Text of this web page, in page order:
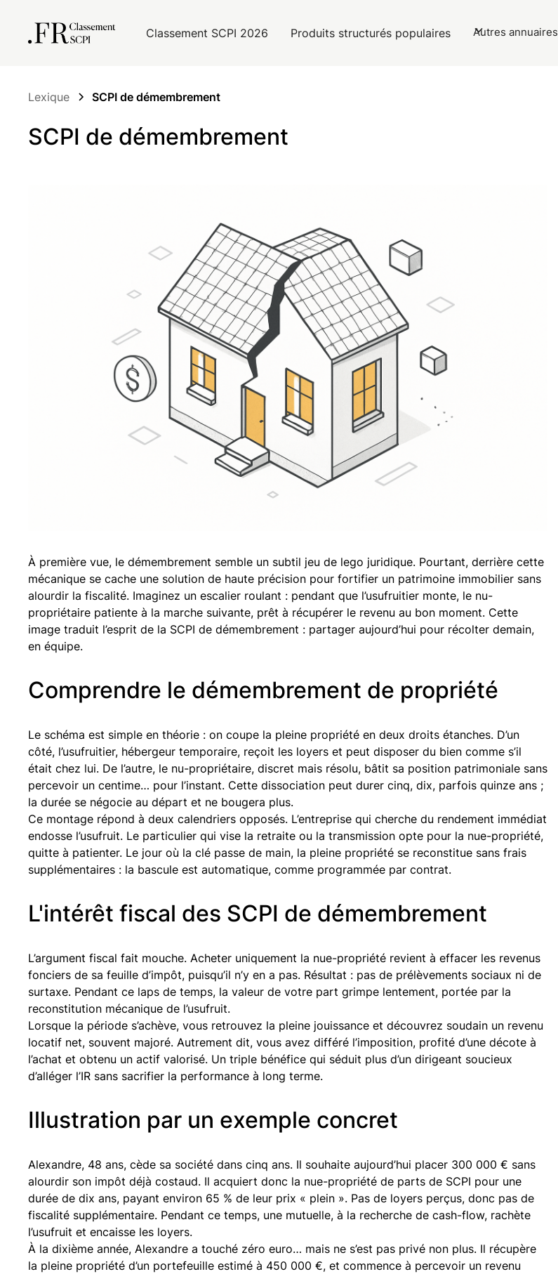
Classement SCPI 2026 Produits structurés populaires Autres annuaires
Lexique SCPI de démembrement
SCPI de démembrement
À première vue, le démembrement semble un subtil jeu de lego juridique. Pourtant, derrière cette
mécanique se cache une solution de haute précision pour fortifier un patrimoine immobilier sans
alourdir la fiscalité. Imaginez un escalier roulant : pendant que l’usufruitier monte, le nu-
propriétaire patiente à la marche suivante, prêt à récupérer le revenu au bon moment. Cette
image traduit l’esprit de la SCPI de démembrement : partager aujourd’hui pour récolter demain,
en équipe.
Comprendre le démembrement de propriété
Le schéma est simple en théorie : on coupe la pleine propriété en deux droits étanches. D’un
côté, l’usufruitier, hébergeur temporaire, reçoit les loyers et peut disposer du bien comme s’il
était chez lui. De l’autre, le nu-propriétaire, discret mais résolu, bâtit sa position patrimoniale sans
percevoir un centime… pour l’instant. Cette dissociation peut durer cinq, dix, parfois quinze ans ;
la durée se négocie au départ et ne bougera plus.
Ce montage répond à deux calendriers opposés. L’entreprise qui cherche du rendement immédiat
endosse l’usufruit. Le particulier qui vise la retraite ou la transmission opte pour la nue-propriété,
quitte à patienter. Le jour où la clé passe de main, la pleine propriété se reconstitue sans frais
supplémentaires : la bascule est automatique, comme programmée par contrat.
L'intérêt fiscal des SCPI de démembrement
L’argument fiscal fait mouche. Acheter uniquement la nue-propriété revient à effacer les revenus
fonciers de sa feuille d’impôt, puisqu’il n’y en a pas. Résultat : pas de prélèvements sociaux ni de
surtaxe. Pendant ce laps de temps, la valeur de votre part grimpe lentement, portée par la
reconstitution mécanique de l’usufruit.
Lorsque la période s’achève, vous retrouvez la pleine jouissance et découvrez soudain un revenu
locatif net, souvent majoré. Autrement dit, vous avez différé l’imposition, profité d’une décote à
l’achat et obtenu un actif valorisé. Un triple bénéfice qui séduit plus d’un dirigeant soucieux
d’alléger l’IR sans sacrifier la performance à long terme.
Illustration par un exemple concret
Alexandre, 48 ans, cède sa société dans cinq ans. Il souhaite aujourd’hui placer 300 000 € sans
alourdir son impôt déjà costaud. Il acquiert donc la nue-propriété de parts de SCPI pour une
durée de dix ans, payant environ 65 % de leur prix « plein ». Pas de loyers perçus, donc pas de
fiscalité supplémentaire. Pendant ce temps, une mutuelle, à la recherche de cash-flow, rachète
l’usufruit et encaisse les loyers.
À la dixième année, Alexandre a touché zéro euro… mais ne s’est pas privé non plus. Il récupère
la pleine propriété d’un portefeuille estimé à 450 000 €, et commence à percevoir un revenu